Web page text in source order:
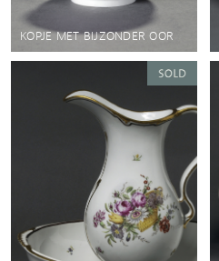
KOPJE MET BIJZONDER OOR